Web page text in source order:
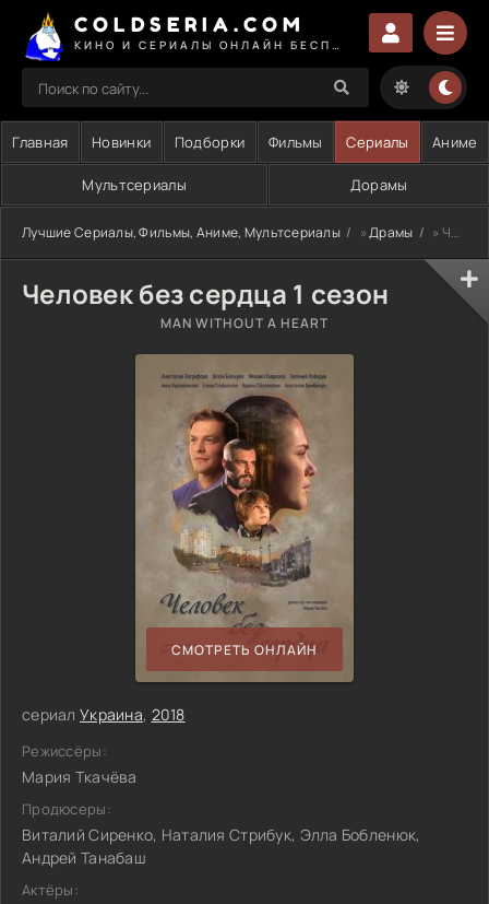
COLDSERIA.COM
Главная Новинки Подборки Фильмы Сериалы Аниме
Мультсериалы Дорамы
Лучшие Сериалы, Фильмы, Аниме, Мультсериалы »Драмы » Человек без сердца 1 сезон
Человек без сердца 1 сезон
MAN WITHOUT A HEART
СМОТРЕТЬ ОНЛАЙН
сериал Украина, 2018
Режиссёры:
Мария Ткачёва
Продюсеры:
Виталий Сиренко, Наталия Стрибук, Элла Бобленюк,
Андрей Танабаш
Актёры: